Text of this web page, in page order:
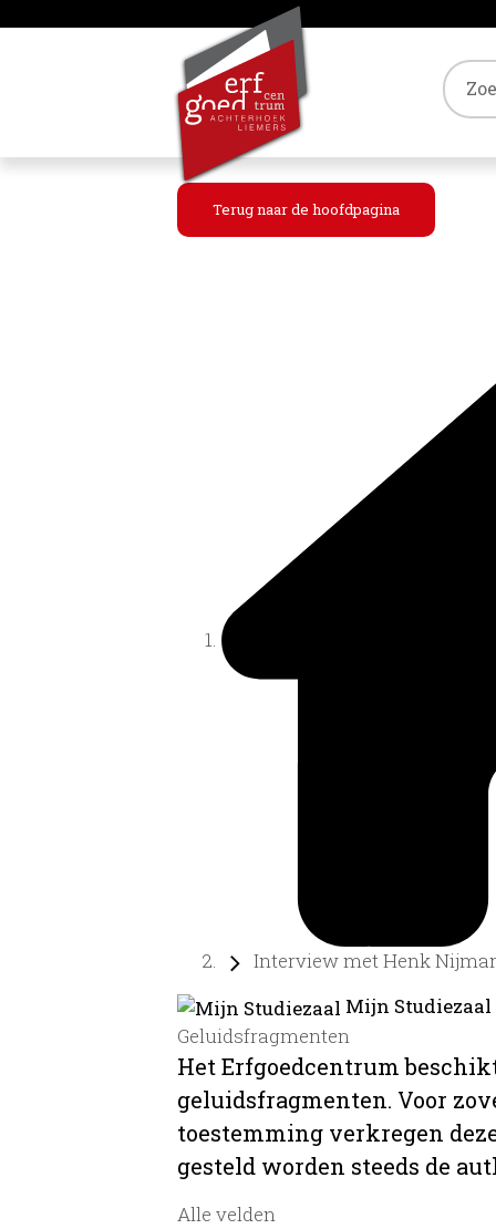
Terug naar de hoofdpagina
Interview met Henk
Mijn
Geluidsfragmenten
Het Erfgoedcentrum
geluidsfragmenten. Voor
toestemming verkregen
gesteld worden steeds de
Alle velden